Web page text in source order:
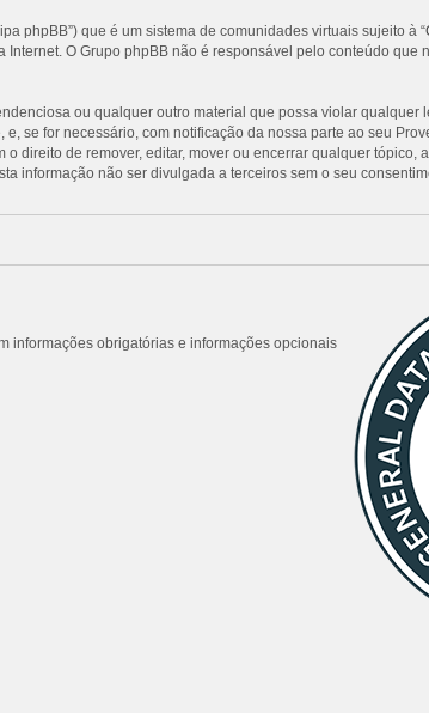
phpBB”) que é um sistema de comunidades virtuais sujeito à “
Internet. O Grupo phpBB não é responsável pelo conteúdo que
ou qualquer outro material que possa violar qualquer
se for necessário, com notificação da nossa parte ao seu
direito de remover, editar, mover ou encerrar qualquer tópico,
não ser divulgada a terceiros sem o seu
informações obrigatórias e informações opcionais